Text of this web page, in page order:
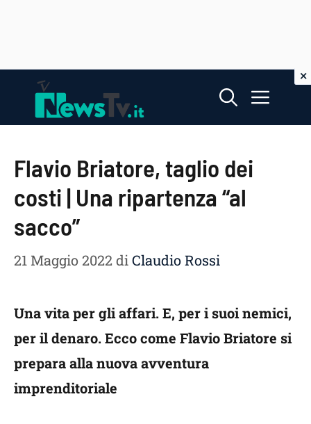
contenuto
Menu
Flavio Briatore, taglio dei
costi | Una ripartenza “al
sacco”
21 Maggio 2022diClaudio Rossi
Una vita per gli affari. E, per i suoi nemici,
per il denaro. Ecco come Flavio Briatore si
prepara alla nuova avventura
imprenditoriale